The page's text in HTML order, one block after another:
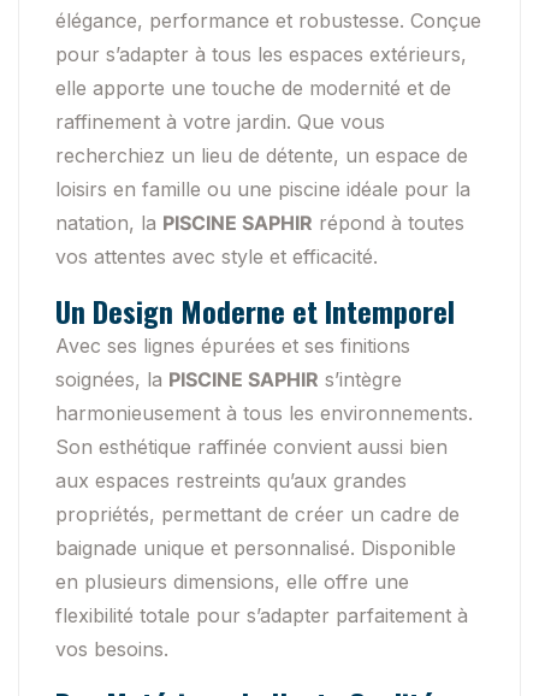
élégance, performance et robustesse. Conçue
pour s’adapter à tous les espaces extérieurs,
elle apporte une touche de modernité et de
raffinement à votre jardin. Que vous
recherchiez un lieu de détente, un espace de
loisirs en famille ou une piscine idéale pour la
natation, la PISCINE SAPHIR répond à toutes
vos attentes avec style et efficacité.
Un Design Moderne et Intemporel
Avec ses lignes épurées et ses finitions
soignées, la PISCINE SAPHIR s’intègre
harmonieusement à tous les environnements.
Son esthétique raffinée convient aussi bien
aux espaces restreints qu’aux grandes
propriétés, permettant de créer un cadre de
baignade unique et personnalisé. Disponible
en plusieurs dimensions, elle offre une
flexibilité totale pour s’adapter parfaitement à
vos besoins.